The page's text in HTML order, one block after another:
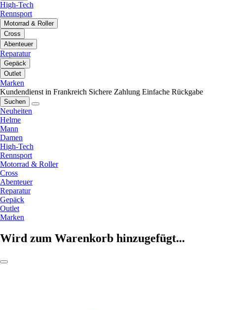
High-Tech
Rennsport
Motorrad & Roller
Cross
Abenteuer
Reparatur
Gepäck
Outlet
Marken
Kundendienst in Frankreich Sichere Zahlung Einfache Rückgabe
Suchen
Neuheiten
Helme
Mann
Damen
High-Tech
Rennsport
Motorrad & Roller
Cross
Abenteuer
Reparatur
Gepäck
Outlet
Marken
Wird zum Warenkorb hinzugefügt...